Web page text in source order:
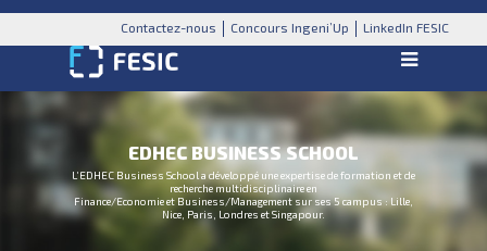
Contactez-nous Concours Ingeni’Up LinkedIn FESIC
EDHEC BUSINESS SCHOOL
L’EDHEC Business School a développé une expertise de formation et de
recherche multidisciplinaire en
Finance/Economie et Business/Management sur ses 5 campus : Lille,
Nice, Paris, Londres et Singapour.